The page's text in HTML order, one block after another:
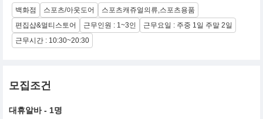
Sports Everywhere, Every Wear!
누구나 쉽게 스포츠를 즐길 수 있는 세상을 위한 SI의 슬로건입니다.
백화점 스포츠/아웃도어
스포츠캐쥬얼의류,스포츠용품
편집샵&멀티스토어
근무인원 : 1~3인
근무요일 : 주중 1일 주말 2일
근무시간 : 10:30~20:30
모집조건
대휴알바 - 1명